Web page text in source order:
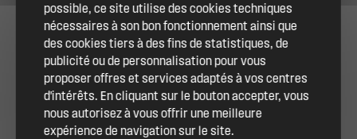
possible, ce site utilise des cookies techniques
nécessaires à son bon fonctionnement ainsi que
des cookies tiers à des fins de statistiques, de
publicité ou de personnalisation pour vous
proposer offres et services adaptés à vos centres
d'intérêts. En cliquant sur le bouton accepter, vous
nous autorisez à vous offrir une meilleure
expérience de navigation sur le site.